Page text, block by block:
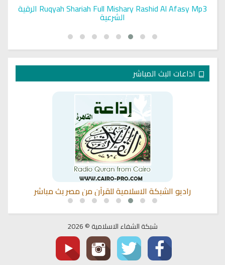
Ruqyah Shariah Full Mishary Rashid Al Afasy Mp3 الرقية
الشرعية
اذاعات البث المباشر
راديو الشبكة الاسلامية للقرآن من مصر بث مباشر
شبكة الشفاء الاسلامية © 2026